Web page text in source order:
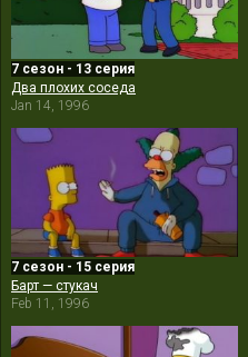
7 сезон - 13 серия
Два плохих соседа
Jan 14, 1996
7 сезон - 15 серия
Барт — стукач
Feb 11, 1996